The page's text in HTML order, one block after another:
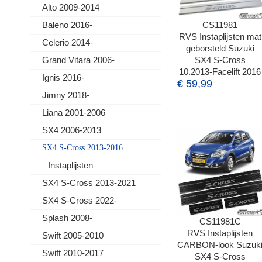
Alto 2009-2014
Baleno 2016-
Celerio 2014-
Grand Vitara 2006-
Ignis 2016-
Jimny 2018-
Liana 2001-2006
SX4 2006-2013
SX4 S-Cross 2013-2016
Instaplijsten
SX4 S-Cross 2013-2021
SX4 S-Cross 2022-
Splash 2008-
Swift 2005-2010
Swift 2010-2017
CS11981
RVS Instaplijsten mat
geborsteld Suzuki
SX4 S-Cross
10.2013-Facelift 2016
€ 59,99
CS11981C
RVS Instaplijsten
CARBON-look
SX4 S-Cross